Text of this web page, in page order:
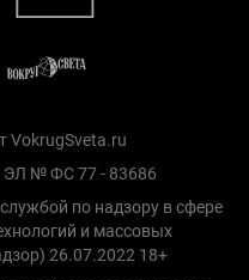
VokrugSveta.ru
ЭЛ № ФС 77 - 83686
по надзору в сфере
и массовых
26.07.2022 18+